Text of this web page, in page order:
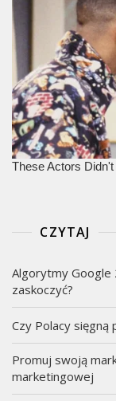
CZYTAJ
Algorytmy Google
zaskoczyć?
Czy Polacy sięgną
Promuj swoją
marketingowej